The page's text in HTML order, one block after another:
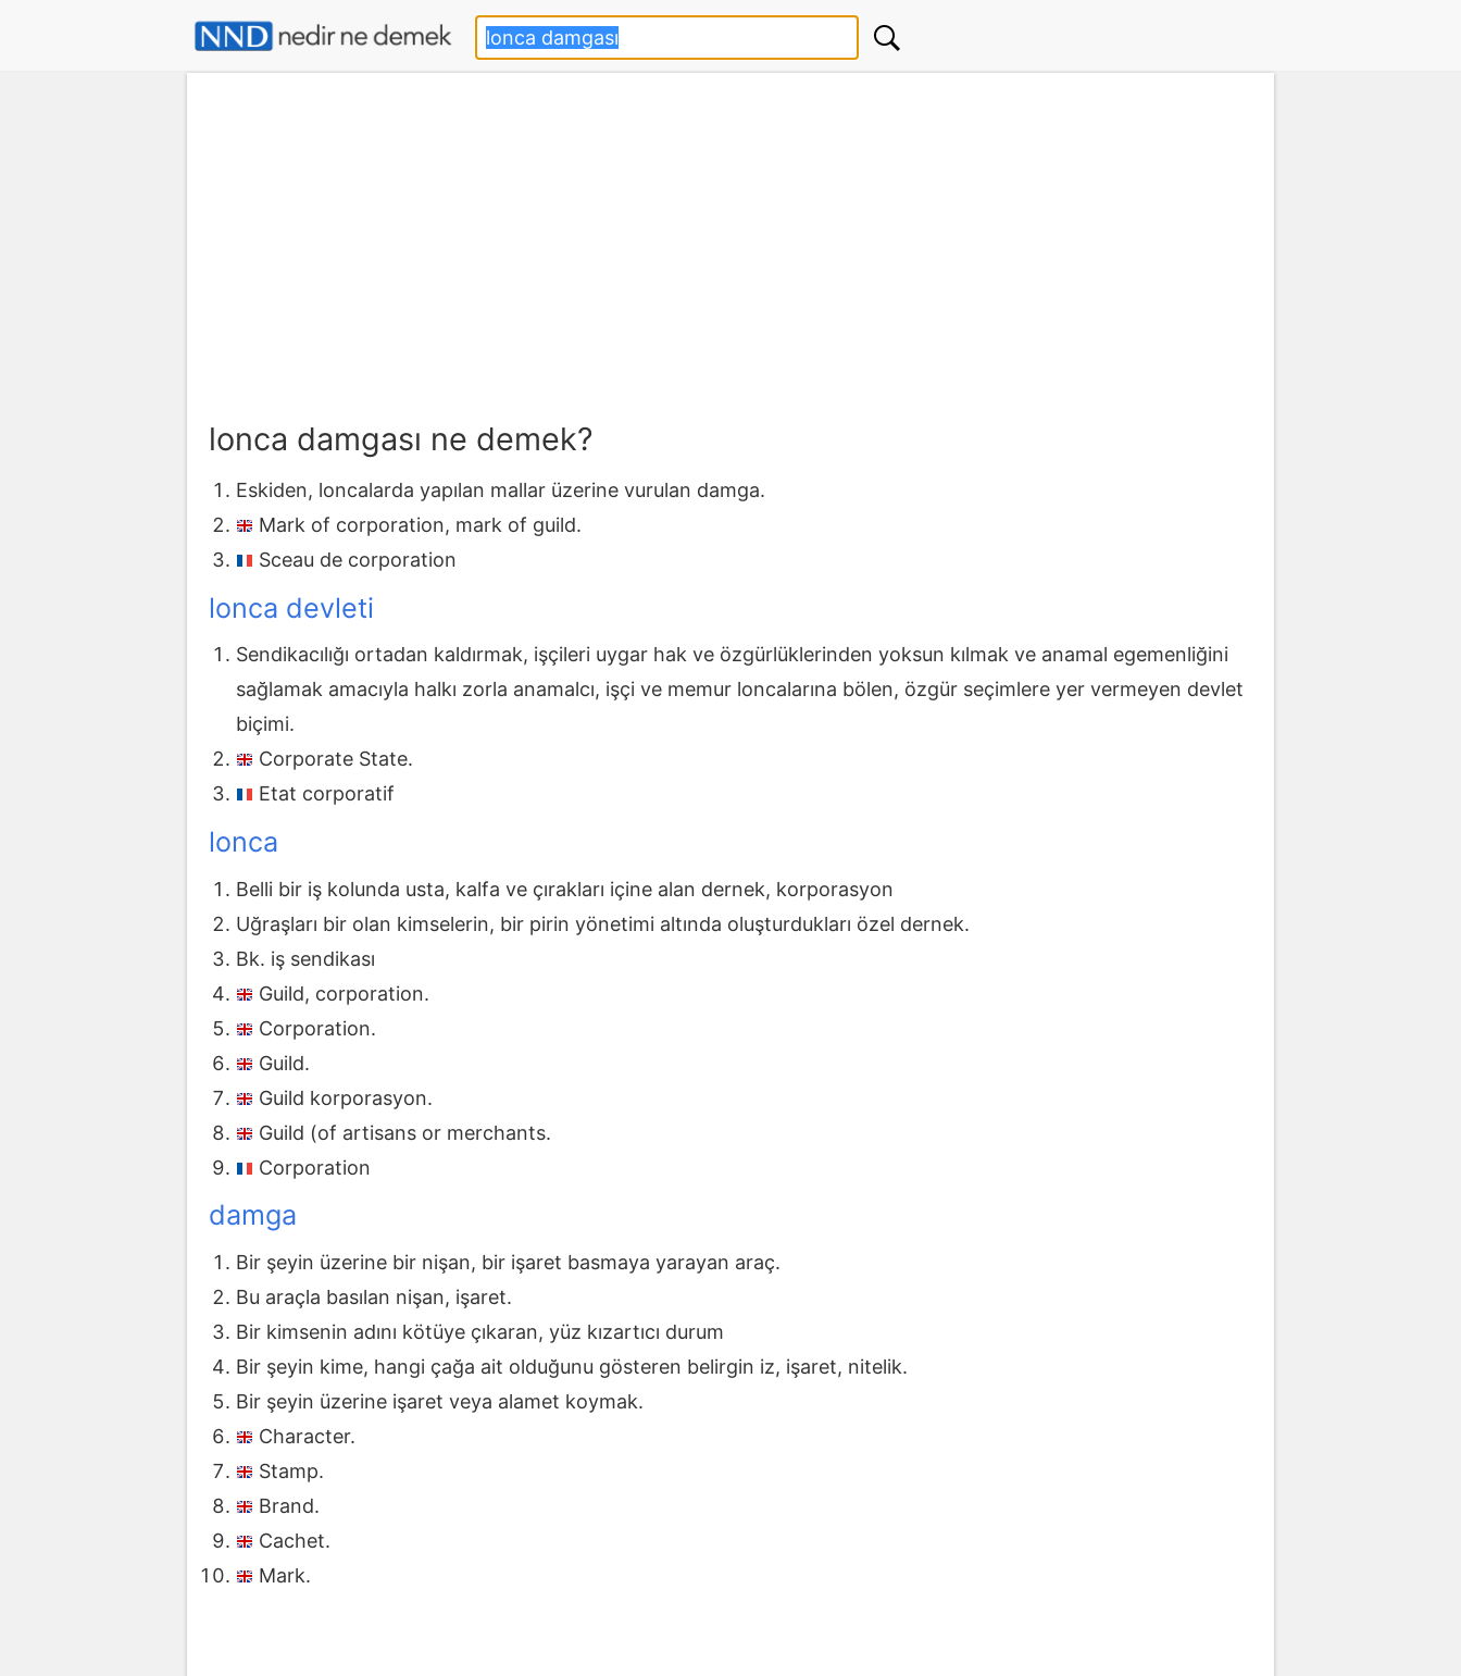
lonca damgası ne demek?
Eskiden, loncalarda yapılan mallar üzerine vurulan damga.
Mark of corporation, mark of guild.
Sceau de corporation
lonca devleti
Sendikacılığı ortadan kaldırmak, işçileri uygar hak ve özgürlüklerinden yoksun kılmak ve anamal egemenliğini
sağlamak amacıyla halkı zorla anamalcı, işçi ve memur loncalarına bölen, özgür seçimlere yer vermeyen devlet
biçimi.
Corporate State.
Etat corporatif
lonca
Belli bir iş kolunda usta, kalfa ve çırakları içine alan dernek, korporasyon
Uğraşları bir olan kimselerin, bir pirin yönetimi altında oluşturdukları özel dernek.
Bk. iş sendikası
Guild, corporation.
Corporation.
Guild.
Guild korporasyon.
Guild (of artisans or merchants.
Corporation
damga
Bir şeyin üzerine bir nişan, bir işaret basmaya yarayan araç.
Bu araçla basılan nişan, işaret.
Bir kimsenin adını kötüye çıkaran, yüz kızartıcı durum
Bir şeyin kime, hangi çağa ait olduğunu gösteren belirgin iz, işaret, nitelik.
Bir şeyin üzerine işaret veya alamet koymak.
Character.
Stamp.
Brand.
Cachet.
Mark.